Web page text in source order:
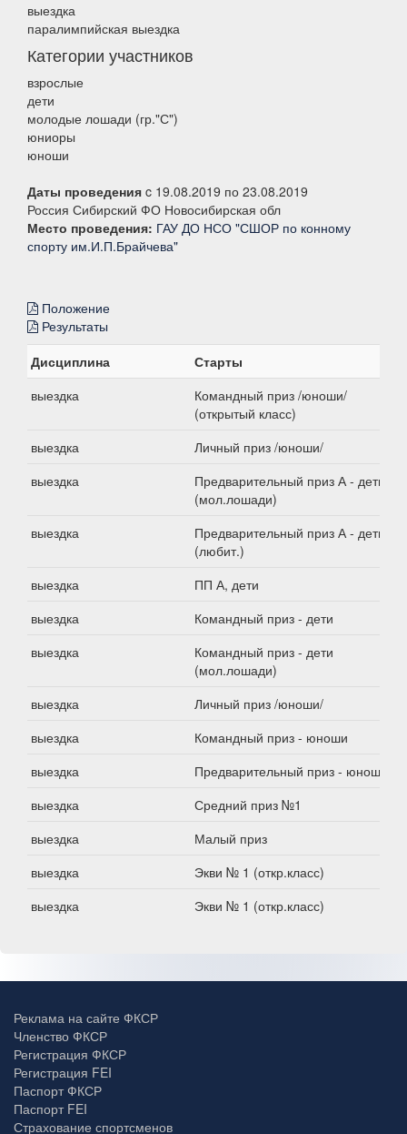
выездка
паралимпийская выездка
Категории участников
взрослые
дети
молодые лошади (гр."С")
юниоры
юноши
Даты проведения c 19.08.2019 по 23.08.2019
Россия Сибирский ФО Новосибирская обл
Место проведения: ГАУ ДО НСО "СШОР по конному
спорту им.И.П.Брайчева"
Положение
Результаты
Дисциплина
Старты
выездка
Командный приз /юноши/
(открытый класс)
выездка
Личный приз /юноши/
выездка
Предварительный приз А - дети
(мол.лошади)
выездка
Предварительный приз А - дети
(любит.)
выездка
ПП А, дети
выездка
Командный приз - дети
выездка
Командный приз - дети
(мол.лошади)
выездка
Личный приз /юноши/
выездка
Командный приз - юноши
выездка
Предварительный приз - юноши
выездка
Средний приз №1
выездка
Малый приз
выездка
Экви № 1 (откр.класс)
выездка
Экви № 1 (откр.класс)
Реклама на сайте ФКСР
Членство ФКСР
Регистрация ФКСР
Регистрация FEI
Паспорт ФКСР
Паспорт FEI
Страхование спортсменов